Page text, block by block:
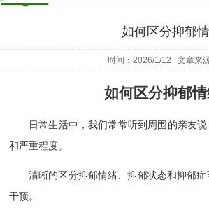
如何区分抑郁
时间：2026/1/12 文章来
如何区分抑郁
日常生活中，我们常常听到周围的亲友
和严重程度。
清晰的区分抑郁情绪、抑郁状态和抑郁
干预。